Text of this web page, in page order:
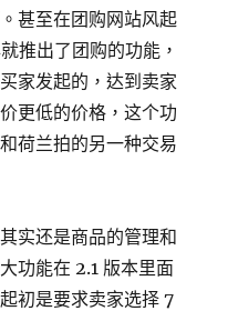
甚至在团购网站风起
推出了团购的功能，
家发起的，达到卖家
更低的价格，这个功
荷兰拍的另一种交易
实还是商品的管理和
功能在 2.1 版本里面
初是要求卖家选择 7